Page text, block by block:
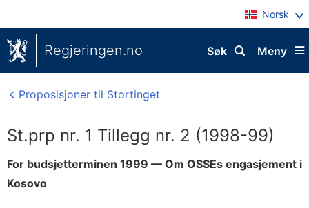
Norsk
Regjeringen.no Meny
Søk
Proposisjoner til Stortinget
St.prp nr. 1 Tillegg nr. 2 (1998-99)
For budsjetterminen 1999 — Om OSSEs engasjement i
Kosovo